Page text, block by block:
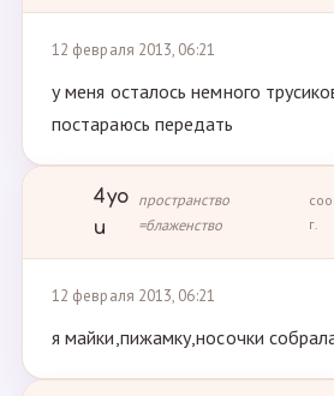
12 февраля 2013, 06:21
у меня осталось немного
постараюсь передать
4yo
u
пространство
=блаженство
г.
12 февраля 2013, 06:21
я майки,пижамку,носочки